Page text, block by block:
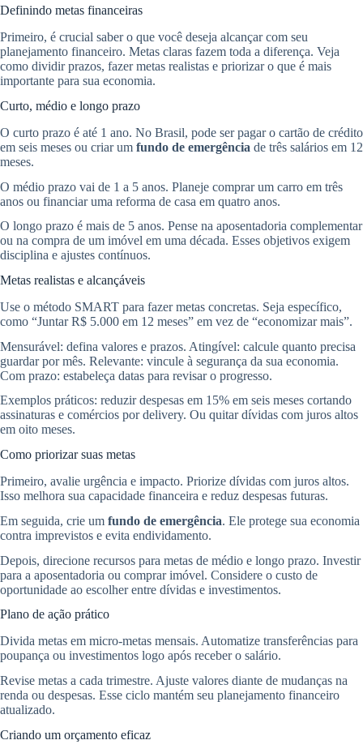
Definindo metas financeiras
Primeiro, é crucial saber o que você deseja alcançar com seu
planejamento financeiro. Metas claras fazem toda a diferença. Veja
como dividir prazos, fazer metas realistas e priorizar o que é mais
importante para sua economia.
Curto, médio e longo prazo
O curto prazo é até 1 ano. No Brasil, pode ser pagar o cartão de crédito
em seis meses ou criar um fundo de emergência de três salários em 12
meses.
O médio prazo vai de 1 a 5 anos. Planeje comprar um carro em três
anos ou financiar uma reforma de casa em quatro anos.
O longo prazo é mais de 5 anos. Pense na aposentadoria complementar
ou na compra de um imóvel em uma década. Esses objetivos exigem
disciplina e ajustes contínuos.
Metas realistas e alcançáveis
Use o método SMART para fazer metas concretas. Seja específico,
como “Juntar R$ 5.000 em 12 meses” em vez de “economizar mais”.
Mensurável: defina valores e prazos. Atingível: calcule quanto precisa
guardar por mês. Relevante: vincule à segurança da sua economia.
Com prazo: estabeleça datas para revisar o progresso.
Exemplos práticos: reduzir despesas em 15% em seis meses cortando
assinaturas e comércios por delivery. Ou quitar dívidas com juros altos
em oito meses.
Como priorizar suas metas
Primeiro, avalie urgência e impacto. Priorize dívidas com juros altos.
Isso melhora sua capacidade financeira e reduz despesas futuras.
Em seguida, crie um fundo de emergência. Ele protege sua economia
contra imprevistos e evita endividamento.
Depois, direcione recursos para metas de médio e longo prazo. Investir
para a aposentadoria ou comprar imóvel. Considere o custo de
oportunidade ao escolher entre dívidas e investimentos.
Plano de ação prático
Divida metas em micro-metas mensais. Automatize transferências para
poupança ou investimentos logo após receber o salário.
Revise metas a cada trimestre. Ajuste valores diante de mudanças na
renda ou despesas. Esse ciclo mantém seu planejamento financeiro
atualizado.
Criando um orçamento eficaz